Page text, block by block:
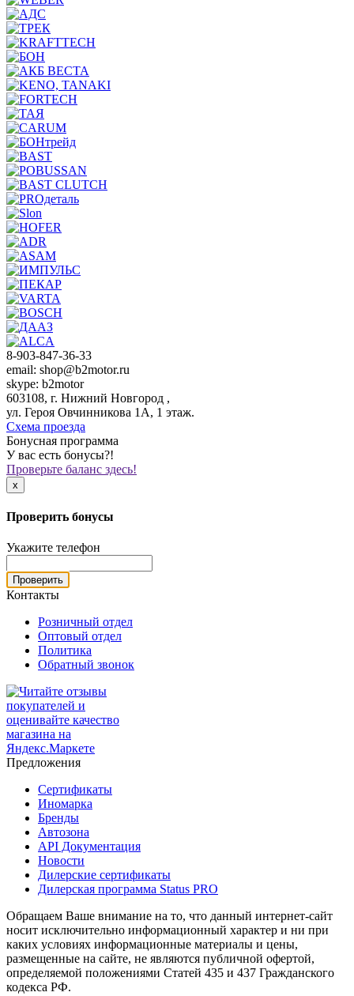
8-903-847-36-33
email: shop@b2motor.ru
skype: b2motor
603108, г. Нижний Новгород ,
ул. Героя Овчинникова 1А, 1 этаж.
Схема проезда
Бонусная программа
У вас есть бонусы?!
Проверьте баланс здесь!
x
Проверить бонусы
Укажите телефон
Проверить
Контакты
Розничный отдел
Оптовый отдел
Политика
Обратный звонок
Предложения
Сертификаты
Иномарка
Бренды
Автозона
API Документация
Новости
Дилерские сертификаты
Дилерская программа Status PRO
Обращаем Ваше внимание на то, что данный интернет-сайт
носит исключительно информационный характер и ни при
каких условиях информационные материалы и цены,
размещенные на сайте, не являются публичной офертой,
определяемой положениями Статей 435 и 437 Гражданского
кодекса РФ.